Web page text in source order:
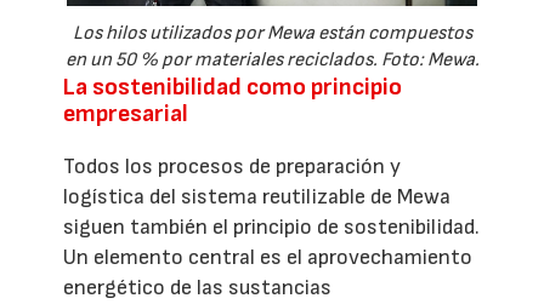
Los hilos utilizados por Mewa están compuestos
en un 50 % por materiales reciclados. Foto: Mewa.
La sostenibilidad como principio
empresarial
Todos los procesos de preparación y
logística del sistema reutilizable de Mewa
siguen también el principio de sostenibilidad.
Un elemento central es el aprovechamiento
energético de las sustancias